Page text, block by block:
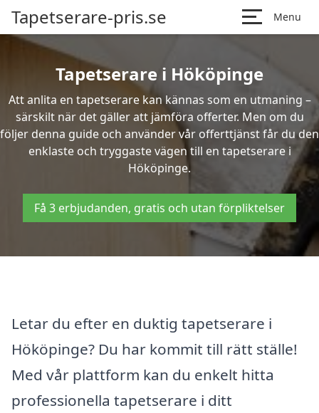
Tapetserare-pris.se Menu
Tapetserare i Hököpinge
Att anlita en tapetserare kan kännas som en utmaning –
särskilt när det gäller att jämföra offerter. Men om du
följer denna guide och använder vår offerttjänst får du den
enklaste och tryggaste vägen till en tapetserare i
Hököpinge.
Få 3 erbjudanden, gratis och utan förpliktelser
Letar du efter en duktig tapetserare i
Hököpinge? Du har kommit till rätt ställe!
Med vår plattform kan du enkelt hitta
professionella tapetserare i ditt